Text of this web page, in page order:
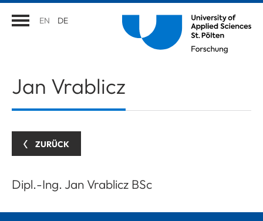
EN DE
Jan Vrablicz
ZURÜCK
Dipl.-Ing. Jan Vrablicz BSc